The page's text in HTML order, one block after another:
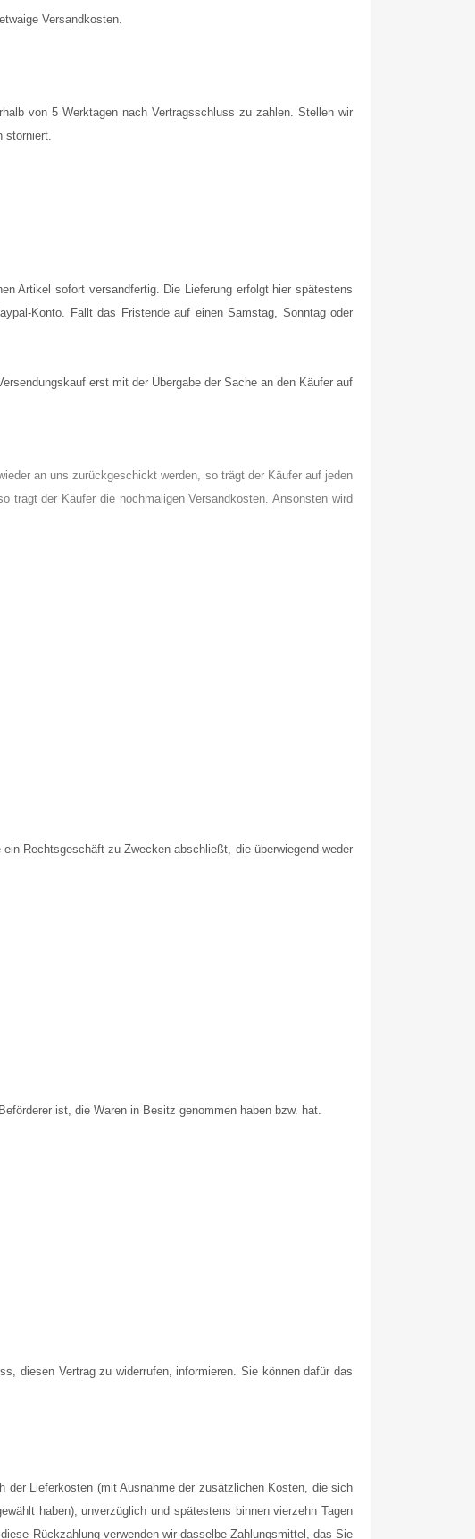
Versandkosten.
von 5 Werktagen nach Vertragsschluss zu zahlen. Stellen wir
storniert.
Artikel sofort versandfertig. Die Lieferung erfolgt hier spätestens
Konto. Fällt das Fristende auf einen Samstag, Sonntag oder
erst mit der Übergabe der Sache an den Käufer auf
an uns zurückgeschickt werden, so trägt der Käufer auf jeden
der Käufer die nochmaligen Versandkosten. Ansonsten wird
Rechtsgeschäft zu Zwecken abschließt, die überwiegend weder
ist, die Waren in Besitz genommen haben bzw. hat.
diesen Vertrag zu widerrufen, informieren. Sie können dafür das
der Lieferkosten (mit Ausnahme der zusätzlichen Kosten, die sich
haben), unverzüglich und spätestens binnen vierzehn Tagen
Rückzahlung verwenden wir dasselbe Zahlungsmittel, das Sie